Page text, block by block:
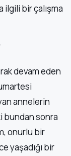
bir çalışma
devam eden
annelerin
bundan sonra
onurlu bir
yaşadığı bir